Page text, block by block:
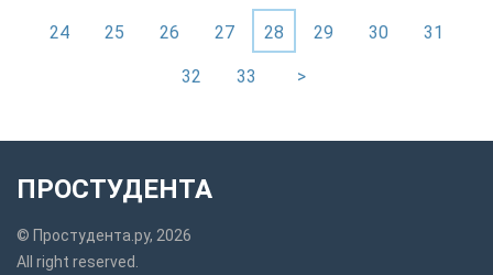
24 25 26 27 28 29 30 31
32 33 >
ПРОСТУДЕНТА
© Простудента.ру, 2026
All right reserved.